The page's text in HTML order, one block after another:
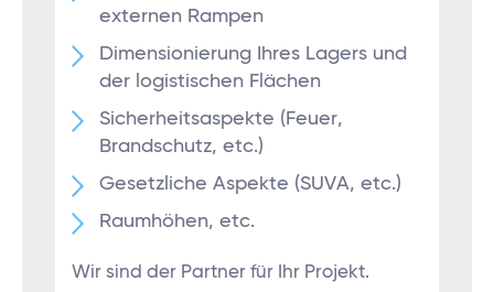
externen Rampen
Dimensionierung Ihres Lagers und
der logistischen Flächen
Sicherheitsaspekte (Feuer,
Brandschutz, etc.)
Gesetzliche Aspekte (SUVA, etc.)
Raumhöhen, etc.
Wir sind der Partner für Ihr Projekt.